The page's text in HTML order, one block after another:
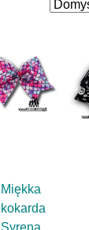
Miękka
kokarda
Syrena